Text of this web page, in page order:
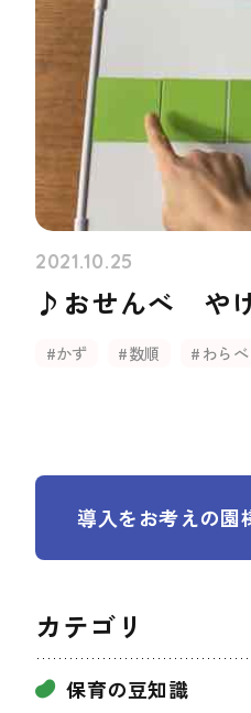
2021.10.25
♪おせんべ や
#かず #数順 #わら
導入をお考えの園
カテゴリ
保育の豆知識